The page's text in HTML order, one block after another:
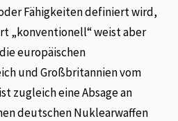
Fähigkeiten definiert wird,
„konventionell“ weist aber
europäischen
und Großbritannien vom
zugleich eine Absage an
deutschen Nuklearwaffen